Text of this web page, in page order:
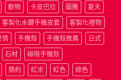
動物 卡皮巴拉 圖騰 夏天
客製化水鑽手機皮套 客製化禮物
情 手機殼 手機殼推薦 日式
石材 磁吸手機殼
簡約 紅米 紅色 綠色